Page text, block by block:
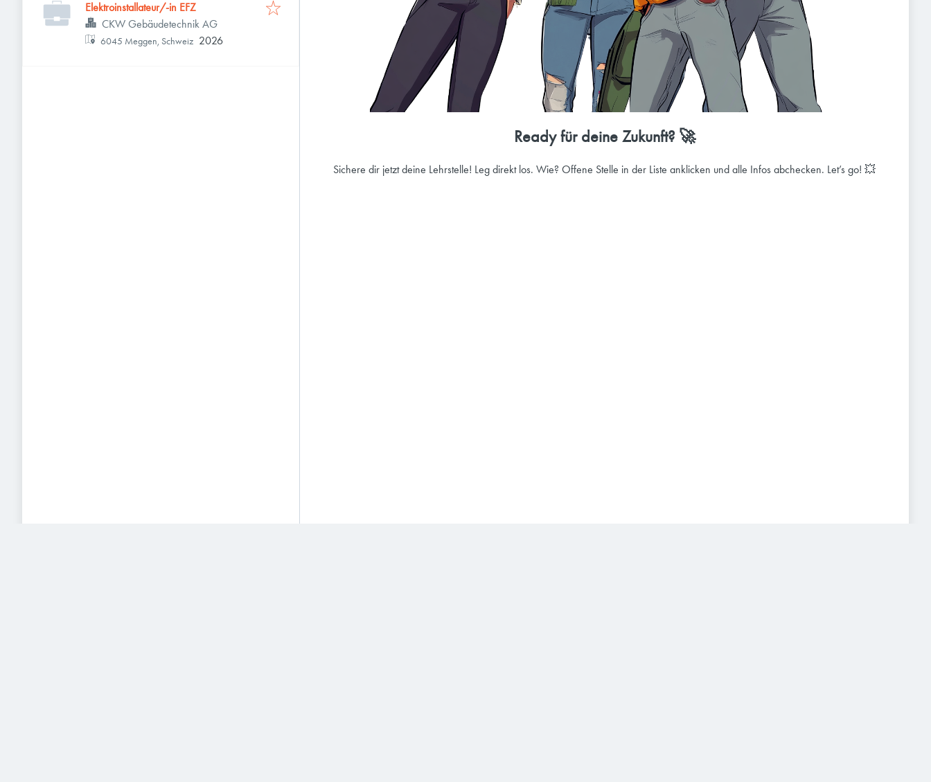
Elektroinstallateur/-in EFZ
CKW Gebäudetechnik AG
6045 Meggen, Schweiz 2026
Ready für deine Zukunft? 🚀
Sichere dir jetzt deine Lehrstelle! Leg direkt los. Wie? Offene Stelle in der Liste anklicken und alle Infos abchecken. Let’s go! 💥